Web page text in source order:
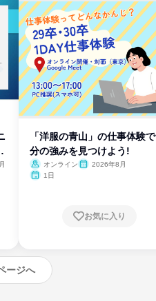
「洋服の青山」の仕事体験
分の強みを見つけよう!
オンライン
2026年8月
1日
お気に入り
ージへ